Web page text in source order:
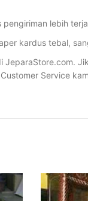
lebih
kardus tebal,
Service